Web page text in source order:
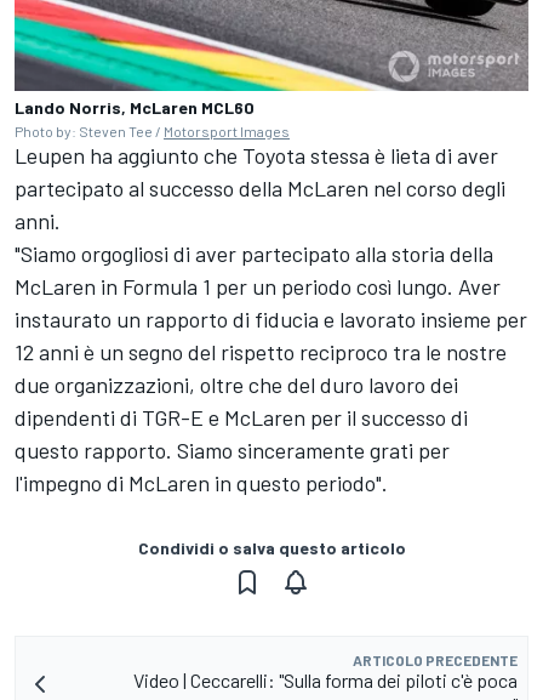
Lando Norris, McLaren MCL60
Photo by: Steven Tee / Motorsport Images
Leupen ha aggiunto che Toyota stessa è lieta di aver
partecipato al successo della McLaren nel corso degli
anni.
"Siamo orgogliosi di aver partecipato alla storia della
McLaren in Formula 1 per un periodo così lungo. Aver
instaurato un rapporto di fiducia e lavorato insieme per
12 anni è un segno del rispetto reciproco tra le nostre
due organizzazioni, oltre che del duro lavoro dei
dipendenti di TGR-E e McLaren per il successo di
questo rapporto. Siamo sinceramente grati per
l'impegno di McLaren in questo periodo".
Condividi o salva questo articolo
ARTICOLO PRECEDENTE
Video | Ceccarelli: "Sulla forma dei piloti c'è poca